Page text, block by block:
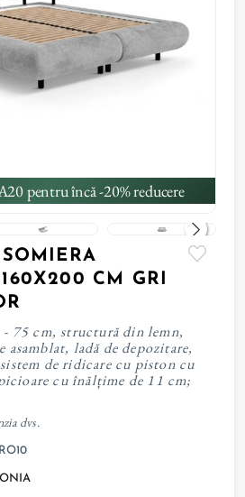
pentru încă -20% reducere
CM GRI
75 cm, structură din lemn,
asamblat, ladă de depozitare,
de ridicare cu piston cu
cu înălțime de 11 cm;
dvs.